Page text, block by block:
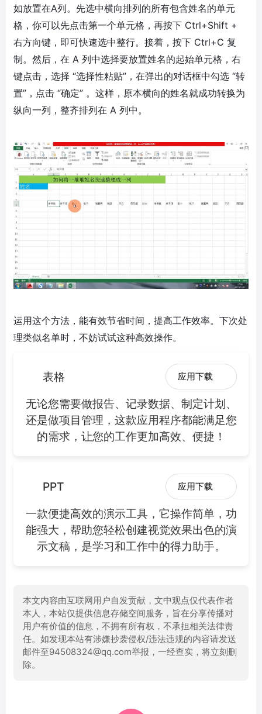
如放置在A列。先选中横向排列的所有包含姓名的单元
格，你可以先点击第一个单元格，再按下 Ctrl+Shift +
右方向键，即可快速选中整行。接着，按下 Ctrl+C 复
制。然后，在 A 列中选择要放置姓名的起始单元格，右
键点击，选择 “选择性粘贴”，在弹出的对话框中勾选 “转
置”，点击 “确定” 。这样，原本横向的姓名就成功转换为
纵向一列，整齐排列在 A 列中。
运用这个方法，能有效节省时间，提高工作效率。下次处
理类似名单时，不妨试试这种高效操作。
表格 应用下载
无论您需要做报告、记录数据、制定计划、
还是做项目管理，这款应用程序都能满足您
的需求，让您的工作更加高效、便捷！
PPT 应用下载
一款便捷高效的演示工具，它操作简单，功
能强大，帮助您轻松创建视觉效果出色的演
示文稿，是学习和工作中的得力助手。
本文内容由互联网用户自发贡献，文中观点仅代表作者
本人，本站仅提供信息存储空间服务，旨在分享传播对
用户有价值的信息，不拥有所有权，不承担相关法律责
任。如发现本站有涉嫌抄袭侵权/违法违规的内容请发送
邮件至94508324@qq.com举报，一经查实，将立刻删
除。